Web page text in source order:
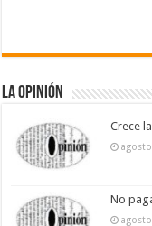
La Opinión
Crece
No